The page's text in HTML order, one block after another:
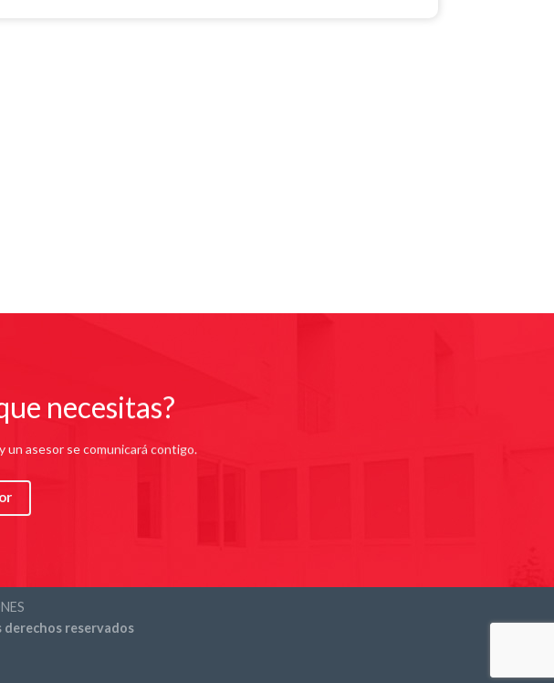
necesitas?
un asesor se comunicará contigo.
derechos reservados